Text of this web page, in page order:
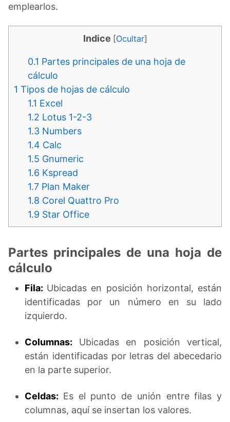
emplearlos.
Indice [Ocultar]
0.1 Partes principales de una hoja de
cálculo
1 Tipos de hojas de cálculo
1.1 Excel
1.2 Lotus 1-2-3
1.3 Numbers
1.4 Calc
1.5 Gnumeric
1.6 Kspread
1.7 Plan Maker
1.8 Corel Quattro Pro
1.9 Star Office
Partes principales de una hoja de
cálculo
Fila: Ubicadas en posición horizontal, están
identificadas por un número en su lado
izquierdo.
Columnas: Ubicadas en posición vertical,
están identificadas por letras del abecedario
en la parte superior.
Celdas: Es el punto de unión entre filas y
columnas, aquí se insertan los valores.